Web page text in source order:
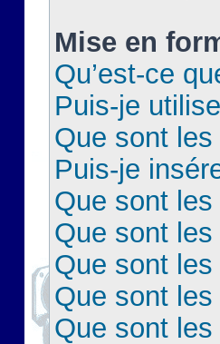
Mise en
Qu’est-ce
Puis-je
Que sont
Puis-je
Que sont
Que sont
Que sont
Que sont
Que sont